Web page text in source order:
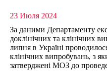
23 Июля 2024
За даними Департаменту
доклінічних та клінічних
липня в Україні
клінічних випробувань, з
затверджені МОЗ до